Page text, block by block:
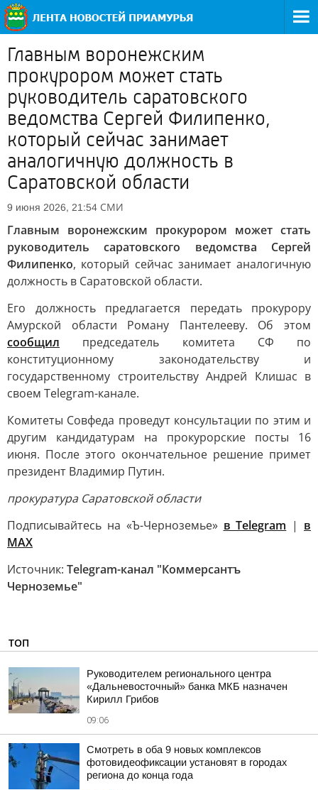
Главным воронежским
прокурором может стать
руководитель саратовского
ведомства Сергей Филипенко,
который сейчас занимает
аналогичную должность в
Саратовской области
9 июня 2026, 21:54 СМИ
Главным воронежским прокурором может стать
руководитель саратовского ведомства Сергей
Филипенко, который сейчас занимает аналогичную
должность в Саратовской области.
Его должность предлагается передать прокурору
Амурской области Роману Пантелееву. Об этом
сообщил председатель комитета СФ по
конституционному законодательству и
государственному строительству Андрей Клишас в
своем Telegram-канале.
Комитеты Совфеда проведут консультации по этим и
другим кандидатурам на прокурорские посты 16
июня. После этого окончательное решение примет
президент Владимир Путин.
прокуратура Саратовской области
Подписывайтесь на «Ъ-Черноземье» в Telegram | в
MAX
Источник: Telegram-канал "Коммерсантъ
Черноземье"
ТОП
Руководителем регионального центра
«Дальневосточный» банка МКБ назначен
Кирилл Грибов
09:06
Смотреть в оба 9 новых комплексов
фотовидеофиксации установят в городах
региона до конца года